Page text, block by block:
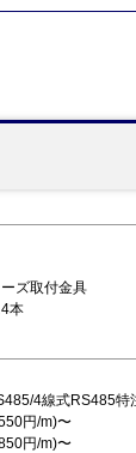
ズ取付金具
本
4線式RS485特
円/m)〜
円/m)〜